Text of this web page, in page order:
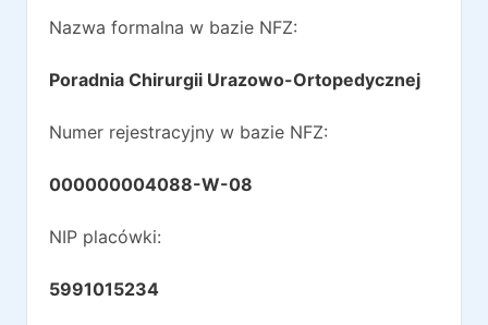
Nazwa formalna w bazie NFZ:
Poradnia Chirurgii Urazowo-Ortopedycznej
Numer rejestracyjny w bazie NFZ:
000000004088-W-08
NIP placówki:
5991015234